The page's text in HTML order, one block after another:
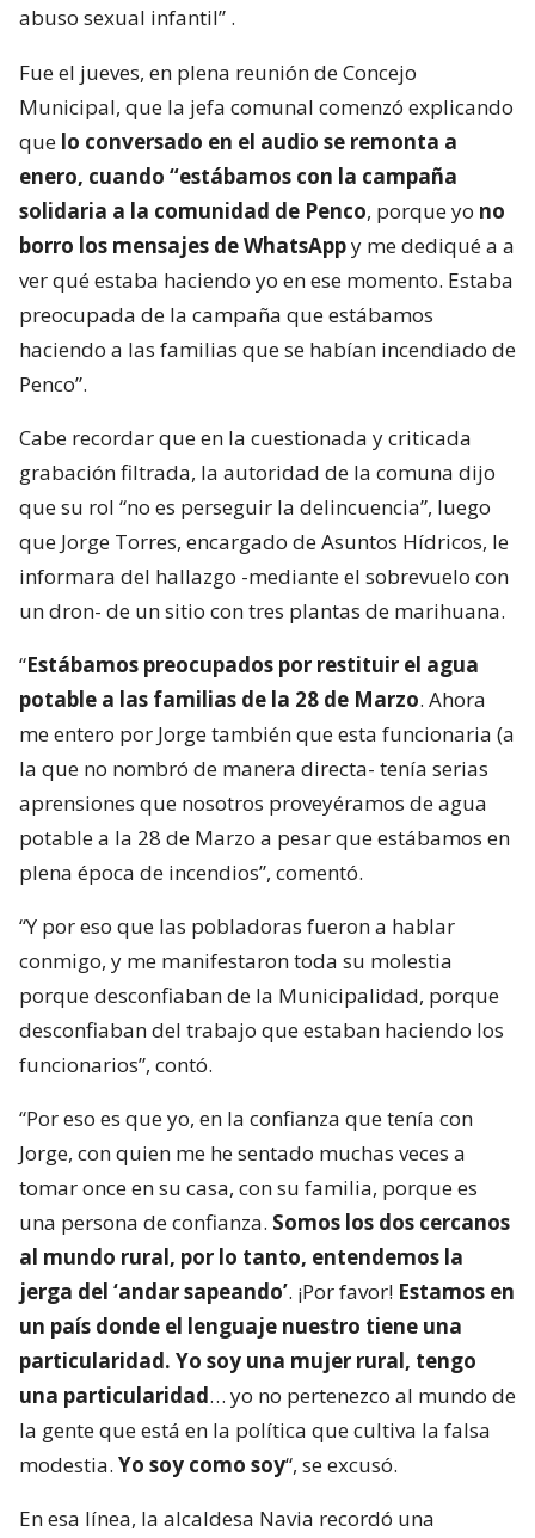
abuso sexual infantil” .
Fue el jueves, en plena reunión de Concejo
Municipal, que la jefa comunal comenzó explicando
que lo conversado en el audio se remonta a
enero, cuando “estábamos con la campaña
solidaria a la comunidad de Penco, porque yo no
borro los mensajes de WhatsAppy me dediqué a a
ver qué estaba haciendo yo en ese momento. Estaba
preocupada de la campaña que estábamos
haciendo a las familias que se habían incendiado de
Penco”.
Cabe recordar que en la cuestionada y criticada
grabación filtrada, la autoridad de la comuna dijo
que su rol “no es perseguir la delincuencia”, luego
que Jorge Torres, encargado de Asuntos Hídricos, le
informara del hallazgo -mediante el sobrevuelo con
un dron- de un sitio con tres plantas de marihuana.
“Estábamos preocupados por restituir el agua
potable a las familias de la 28 de Marzo. Ahora
me entero por Jorge también que esta funcionaria (a
la que no nombró de manera directa- tenía serias
aprensiones que nosotros proveyéramos de agua
potable a la 28 de Marzo a pesar que estábamos en
plena época de incendios”, comentó.
“Y por eso que las pobladoras fueron a hablar
conmigo, y me manifestaron toda su molestia
porque desconfiaban de la Municipalidad, porque
desconfiaban del trabajo que estaban haciendo los
funcionarios”, contó.
“Por eso es que yo, en la confianza que tenía con
Jorge, con quien me he sentado muchas veces a
tomar once en su casa, con su familia, porque es
una persona de confianza. Somos los dos cercanos
al mundo rural, por lo tanto, entendemos la
jerga del ‘andar sapeando’. ¡Por favor! Estamos en
un país donde el lenguaje nuestro tiene una
particularidad. Yo soy una mujer rural, tengo
una particularidad… yo no pertenezco al mundo de
la gente que está en la política que cultiva la falsa
modestia. Yo soy como soy“, se excusó.
En esa línea, la alcaldesa Navia recordó una